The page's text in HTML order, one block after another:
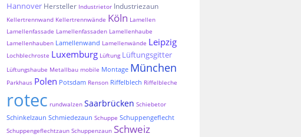
Hannover Hersteller Industrietor Industriezaun
Kellertrennwand Kellertrennwände Köln Lamellen
Lamellenfassade Lamellenfassaden Lamellenhaube
Lamellenhauben Lamellenwand Lamellenwände Leipzig
Lochblechroste Luxemburg Lüftung Lüftungsgitter
Lüftungshaube Metallbau mobile Montage München
Parkhaus Polen Potsdam Renson Riffelblech Riffelbleche
rotec rundwalzen Saarbrücken Schiebetor
Schinkelzaun Schmiedezaun Schuppe Schuppengeflecht
Schuppengeflechtzaun Schuppenzaun Schweiz